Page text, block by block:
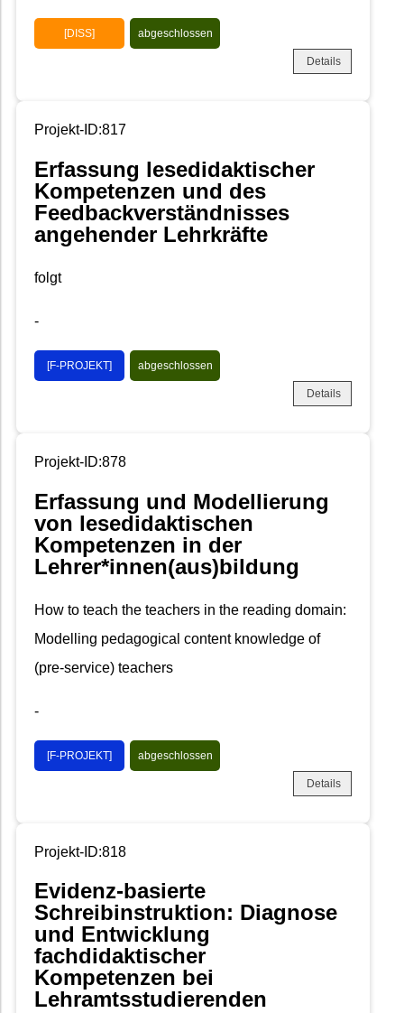
[DISS] abgeschlossen
Details
Projekt-ID:817
Erfassung lesedidaktischer
Kompetenzen und des
Feedbackverständnisses
angehender Lehrkräfte
folgt
-
[F-PROJEKT] abgeschlossen
Details
Projekt-ID:878
Erfassung und Modellierung
von lesedidaktischen
Kompetenzen in der
Lehrer*innen(aus)bildung
How to teach the teachers in the reading domain:
Modelling pedagogical content knowledge of
(pre-service) teachers
-
[F-PROJEKT] abgeschlossen
Details
Projekt-ID:818
Evidenz-basierte
Schreibinstruktion: Diagnose
und Entwicklung
fachdidaktischer
Kompetenzen bei
Lehramtsstudierenden